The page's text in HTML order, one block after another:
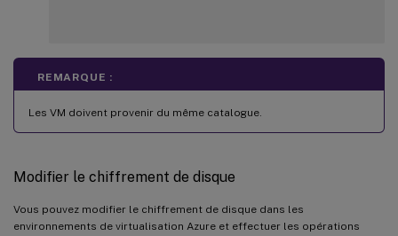
REMARQUE :
Les VM doivent provenir du même catalogue.
Modifier le chiffrement de disque
Vous pouvez modifier le chiffrement de disque dans les
environnements de virtualisation Azure et effectuer les opérations